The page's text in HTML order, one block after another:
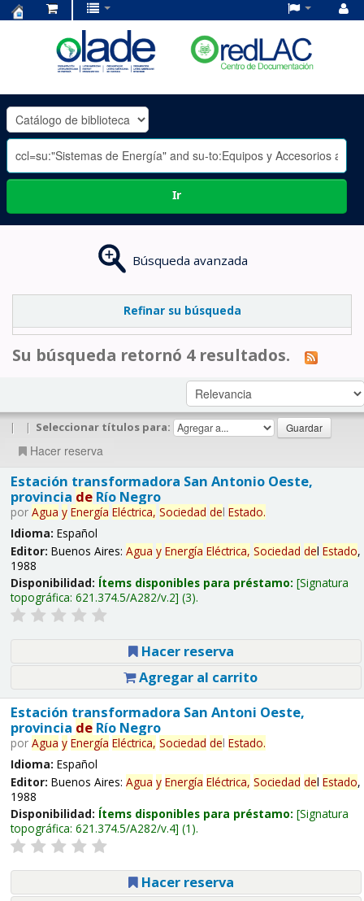
OLADE
-
Ir
Búsqueda avanzada
Refinar su búsqueda
Su búsqueda retornó 4 resultados.
| | Seleccionar títulos para:
Hacer reserva
Estación transformadora San Antonio Oeste,
provincia deRío Negro
por Agua y Energía Eléctrica, Sociedad del Estado.
Idioma: Español
Editor: Buenos Aires: Agua y Energía Eléctrica, Sociedad del Estado,
1988
Disponibilidad: Ítems disponibles para préstamo: Signatura
topográfica: 621.374.5/A282/v.2 (3).
Hacer reserva
Agregar al carrito
Estación transformadora San Antoni Oeste,
provincia deRío Negro
por Agua y Energía Eléctrica, Sociedad del Estado.
Idioma: Español
Editor: Buenos Aires: Agua y Energía Eléctrica, Sociedad del Estado,
1988
Disponibilidad: Ítems disponibles para préstamo: Signatura
topográfica: 621.374.5/A282/v.4 (1).
Hacer reserva